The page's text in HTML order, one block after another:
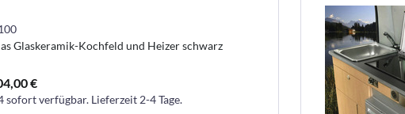
Glaskeramik-Kochfeld und Heizer schwarz
€
sofort verfügbar. Lieferzeit 2-4 Tage.